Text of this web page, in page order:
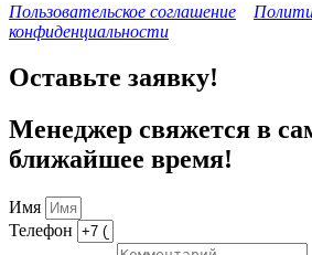
Пользовательское соглашение
конфиденциальности
Оставьте заявку!
Менеджер свяжется в
ближайшее время!
Имя
Телефон